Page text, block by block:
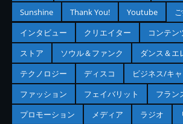
Sunshine
Thank You! Youtube
インタビュー
クリエイター
コンテン
ストア
ソウル＆ファンク
ダンス＆エ
テクノロジー
ディスコ
ビジネス/キ
ファッション
フェイバリット
フラン
プロモーション
メディア ラジオ